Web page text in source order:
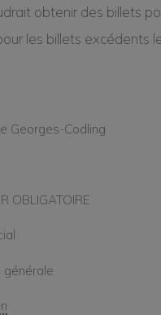
obtenir des billets
les billets excédents
Georges-Codling
OBLIGATOIRE
générale